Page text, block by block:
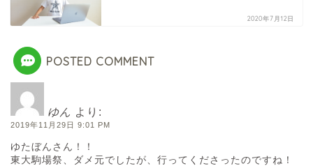
2020年7月12日
POSTED COMMENT
ゆん より:
2019年11月29日 9:01 PM
ゆたぼんさん！！
東大駒場祭、ダメ元でしたが、行ってくださったのですね！